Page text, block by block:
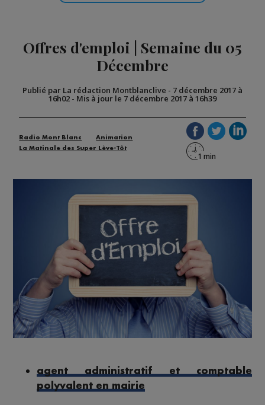
Offres d'emploi | Semaine du 05
Décembre
Publié par La rédaction Montblanclive - 7 décembre 2017 à
16h02 - Mis à jour le 7 décembre 2017 à 16h39
Radio Mont Blanc
Animation
La Matinale des Super Lève-Tôt
agent administratif et comptable
polyvalent en mairie